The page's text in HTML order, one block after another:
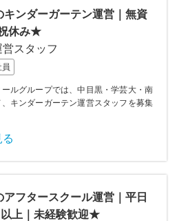
キンダーガーテン運営｜無資
休み★
営スタッフ
員
ルグループでは、中目黒・学芸大・南
キンダーガーテン運営スタッフを募集
フタースクール運営｜平日
上｜未経験歓迎★